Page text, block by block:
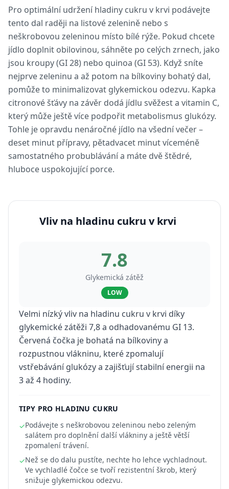
Pro optimální udržení hladiny cukru v krvi podávejte
tento dal raději na listové zelenině nebo s
neškrobovou zeleninou místo bílé rýže. Pokud chcete
jídlo doplnit obilovinou, sáhněte po celých zrnech, jako
jsou kroupy (GI 28) nebo quinoa (GI 53). Když sníte
nejprve zeleninu a až potom na bílkoviny bohatý dal,
pomůže to minimalizovat glykemickou odezvu. Kapka
citronové šťávy na závěr dodá jídlu svěžest a vitamin C,
který může ještě více podpořit metabolismus glukózy.
Tohle je opravdu nenáročné jídlo na všední večer –
deset minut přípravy, pětadvacet minut víceméně
samostatného probublávání a máte dvě štědré,
hluboce uspokojující porce.
Vliv na hladinu cukru v krvi
7.8
Glykemická zátěž
LOW
Velmi nízký vliv na hladinu cukru v krvi díky
glykemické zátěži 7,8 a odhadovanému GI 13.
Červená čočka je bohatá na bílkoviny a
rozpustnou vlákninu, které zpomalují
vstřebávání glukózy a zajišťují stabilní energii na
3 až 4 hodiny.
TIPY PRO HLADINU CUKRU
✓Podávejte s neškrobovou zeleninou nebo zeleným
salátem pro doplnění další vlákniny a ještě větší
zpomalení trávení.
✓Než se do dalu pustíte, nechte ho lehce vychladnout.
Ve vychladlé čočce se tvoří rezistentní škrob, který
snižuje glykemickou odezvu.